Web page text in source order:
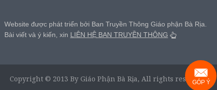
Website được phát triển bởi Ban Truyền Thông Giáo phận Bà Rịa.
Bài viết và ý kiến, xin LIÊN HỆ BAN TRUYỀN THÔNG
Copyright © 2013 By Giáo Phận Bà Rịa, All rights reserved.
GÓP Ý